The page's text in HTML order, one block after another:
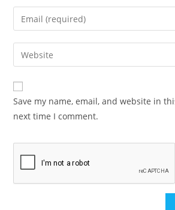
Save my name, email, and website in
next time I comment.